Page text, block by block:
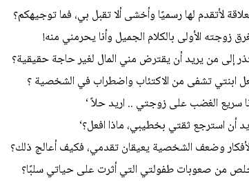
لأتقدم لها رسميًا وأخشى ألا تقبل بي، فما توجيهكم؟
زوجته الأولى بالكلام الجميل وأنا يحرمني منه!
إلى من يريد أن يقترض مني المال لغير حاجة حقيقية؟
ابنتي تشفى من الاكتئاب واضطراب في الشخصية ؟
سريع الغضب على زوجتي .. اريد حلاً ‘
أن استرجع ثقتي بخطيبي، ماذا افعل؟‘
وضعف الشخصية يعيقان تقدمي، فكيف أعالج ذلك؟
من صعوبات طفولتي التي أثرت على حياتي سلبًا؟